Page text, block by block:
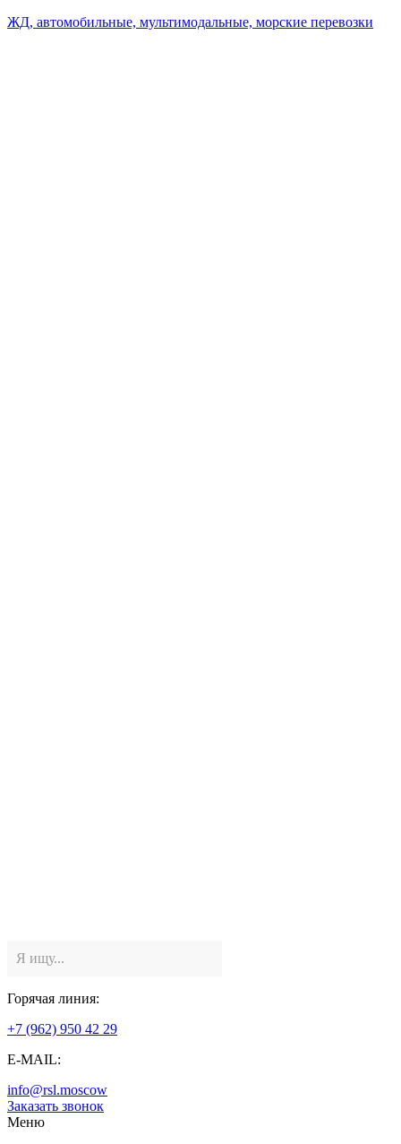
ЖД, автомобильные, мультимодальные, морские перевозки
Горячая линия:
+7 (962) 950 42 29
E-MAIL:
info@rsl.moscow
Заказать звонок
Меню